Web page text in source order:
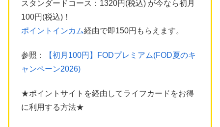
スタンダードコース：1320円(税込) が今なら初月
100円(税込)！
ポイントインカム経由で即150円もらえます。
参照：
【初月100円】FODプレミアム(FOD夏のキ
ャンペーン2026)
★ポイントサイトを経由してライフカードをお得
に利用する方法★